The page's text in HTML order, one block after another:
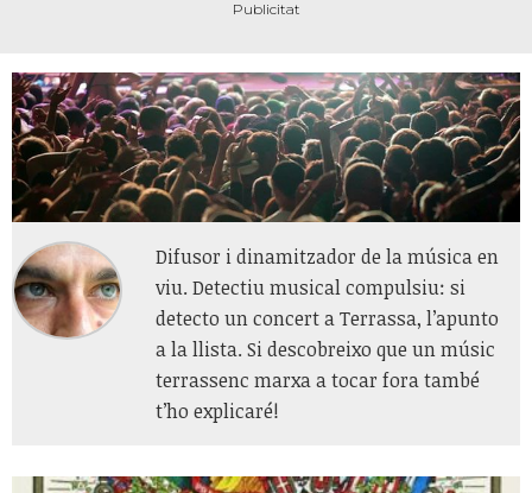
Difusor i dinamitzador de la música en
viu. Detectiu musical compulsiu: si
detecto un concert a Terrassa, l’apunto
a la llista. Si descobreixo que un músic
terrassenc marxa a tocar fora també
t’ho explicaré!